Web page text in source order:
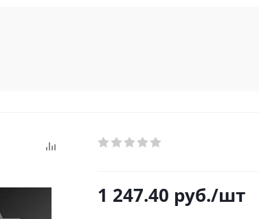
1 247.40 руб./шт